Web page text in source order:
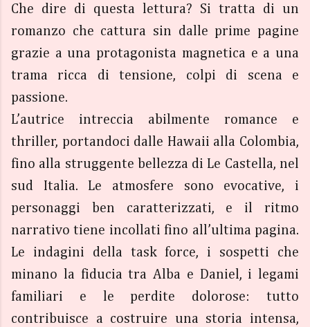
Che dire di questa lettura? Si tratta di un
romanzo che cattura sin dalle prime pagine
grazie a una protagonista magnetica e a una
trama ricca di tensione, colpi di scena e
passione.
L’autrice intreccia abilmente romance e
thriller, portandoci dalle Hawaii alla Colombia,
fino alla struggente bellezza di Le Castella, nel
sud Italia. Le atmosfere sono evocative, i
personaggi ben caratterizzati, e il ritmo
narrativo tiene incollati fino all’ultima pagina.
Le indagini della task force, i sospetti che
minano la fiducia tra Alba e Daniel, i legami
familiari e le perdite dolorose: tutto
contribuisce a costruire una storia intensa,